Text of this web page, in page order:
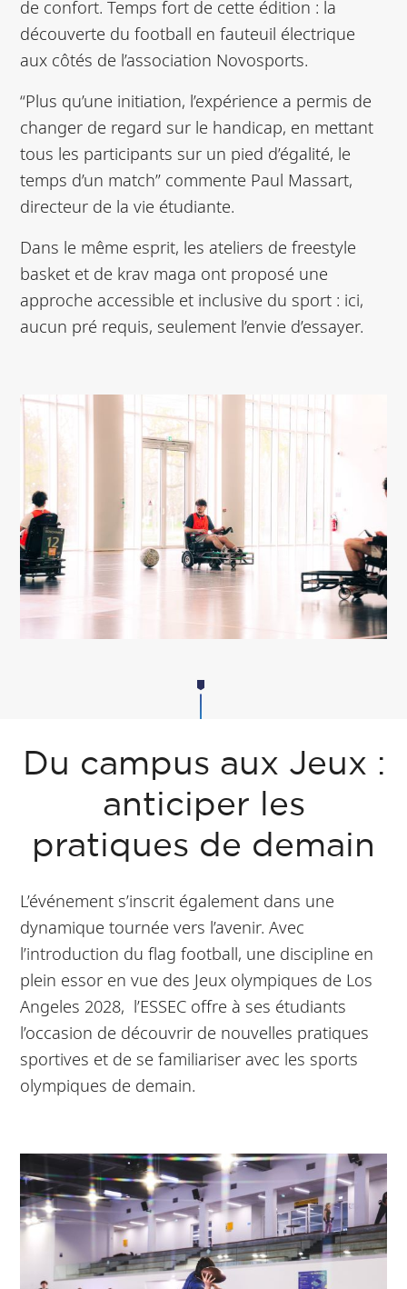
de confort. Temps fort de cette édition : la
découverte du football en fauteuil électrique
aux côtés de l’association Novosports.
“Plus qu’une initiation, l’expérience a permis de
changer de regard sur le handicap, en mettant
tous les participants sur un pied d’égalité, le
temps d’un match” commente Paul Massart,
directeur de la vie étudiante.
Dans le même esprit, les ateliers de freestyle
basket et de krav maga ont proposé une
approche accessible et inclusive du sport : ici,
aucun pré requis, seulement l’envie d’essayer.
Du campus aux Jeux :
anticiper les
pratiques de demain
L’événement s’inscrit également dans une
dynamique tournée vers l’avenir. Avec
l’introduction du flag football, une discipline en
plein essor en vue des Jeux olympiques de Los
Angeles 2028, l’ESSEC offre à ses étudiants
l’occasion de découvrir de nouvelles pratiques
sportives et de se familiariser avec les sports
olympiques de demain.